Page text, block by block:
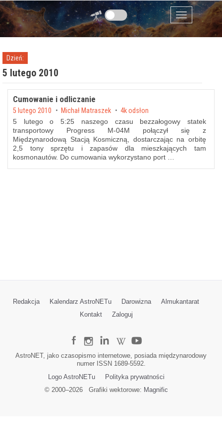
Przejdź do zawartości
Menu
Dzień:
5 lutego 2010
Cumowanie i odliczanie
Posted on
5 lutego 2010 by Michał Matraszek 4k odsłon
5 lutego o 5:25 naszego czasu bezzałogowy statek
transportowy Progress M-04M połączył się z
Międzynarodową Stacją Kosmiczną, dostarczając na orbitę
2,5 tony sprzętu i zapasów dla mieszkających tam
kosmonautów. Do cumowania wykorzystano port …
Redakcja Kalendarz AstroNETu Darowizna
Almukantarat
Kontakt
Zaloguj
AstroNET, jako czasopismo internetowe, posiada międzynarodowy
numer ISSN 1689-5592.
Logo AstroNETu
Polityka prywatności
© 2000–2026Grafiki wektorowe: Magnific